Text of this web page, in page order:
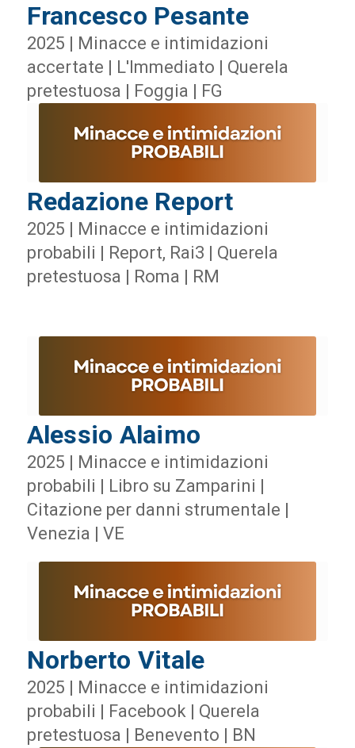
Francesco Pesante
2025 | Minacce e intimidazioni
accertate | L'Immediato | Querela
pretestuosa | Foggia | FG
Redazione Report
2025 | Minacce e intimidazioni
probabili | Report, Rai3 | Querela
pretestuosa | Roma | RM
Alessio Alaimo
2025 | Minacce e intimidazioni
probabili | Libro su Zamparini |
Citazione per danni strumentale |
Venezia | VE
Norberto Vitale
2025 | Minacce e intimidazioni
probabili | Facebook | Querela
pretestuosa | Benevento | BN